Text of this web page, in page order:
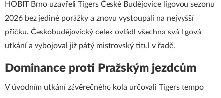
HOBIT Brno uzavřeli Tigers České Budějovice ligovou sezonu
2026 bez jediné porážky a znovu vystoupali na nejvyšší
příčku. Českobudějovický celek ovládl všechna svá ligová
utkání a vybojoval již pátý mistrovský titul v řadě.
Dominance proti Pražským jezdcům
V úvodním utkání závěrečného kola určovali Tigers tempo